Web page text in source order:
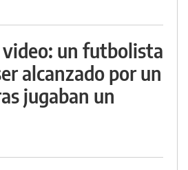
un futbolista
alcanzado por un
jugaban un